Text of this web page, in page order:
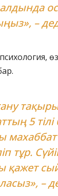
–
5 тілі
тұр.
қажет
–